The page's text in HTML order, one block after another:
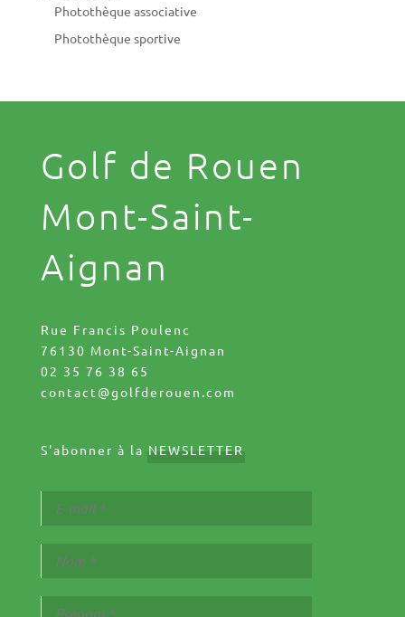
Photothèque associative
Photothèque sportive
Golf de Rouen
Mont-Saint-
Aignan
Rue Francis Poulenc
76130 Mont-Saint-Aignan
02 35 76 38 65
contact@golfderouen.com
S'abonner à la NEWSLETTER